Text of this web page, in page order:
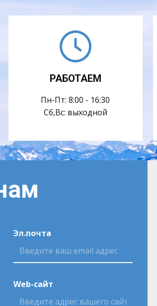
РАБОТАЕМ
Пн-Пт: 8:00 - 16:30
Сб,Вс: выходной
Эл.почта
Web-сайт